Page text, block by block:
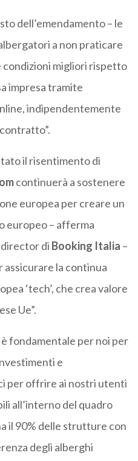
dell’emendamento – le
a non praticare
condizioni migliori rispetto
impresa tramite
indipendentemente
il risentimento di
continuerà a sostenere
europea per creare un
europeo – afferma
di Booking Italia –
assicurare la continua
‘tech’, che crea valore
Ue”.
fondamentale per noi per
e
per offrire ai nostri utenti
all’interno del quadro
il 90% delle strutture con
degli alberghi